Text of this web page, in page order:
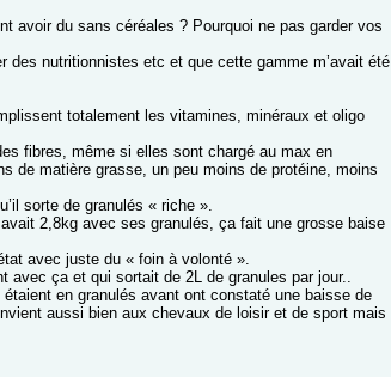
avoir du sans céréales ? Pourquoi ne pas garder vos
des nutritionnistes etc et que cette gamme m’avait été
totalement les vitamines, minéraux et oligo
fibres, même si elles sont chargé au max en
de matière grasse, un peu moins de protéine, moins
sorte de granulés « riche ».
2,8kg avec ses granulés, ça fait une grosse baise
avec juste du « foin à volonté ».
avec ça et qui sortait de 2L de granules par jour..
en granulés avant ont constaté une baisse de
aussi bien aux chevaux de loisir et de sport mais